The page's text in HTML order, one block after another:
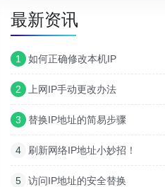
最新资讯
1 如何正确修改本机IP
2 上网IP手动更改办法
3 替换IP地址的简易步骤
4 刷新网络IP地址小妙招！
5 访问IP地址的安全替换